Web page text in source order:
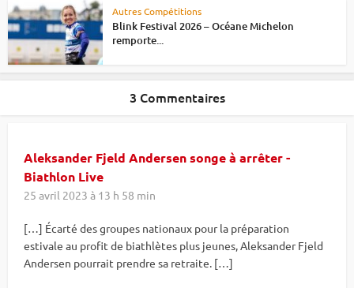
Autres Compétitions
Blink Festival 2026 – Océane Michelon
remporte...
3 Commentaires
Aleksander Fjeld Andersen songe à arrêter -
Biathlon Live
25 avril 2023 à 13 h 58 min
[…] Écarté des groupes nationaux pour la préparation
estivale au profit de biathlètes plus jeunes, Aleksander Fjeld
Andersen pourrait prendre sa retraite. […]